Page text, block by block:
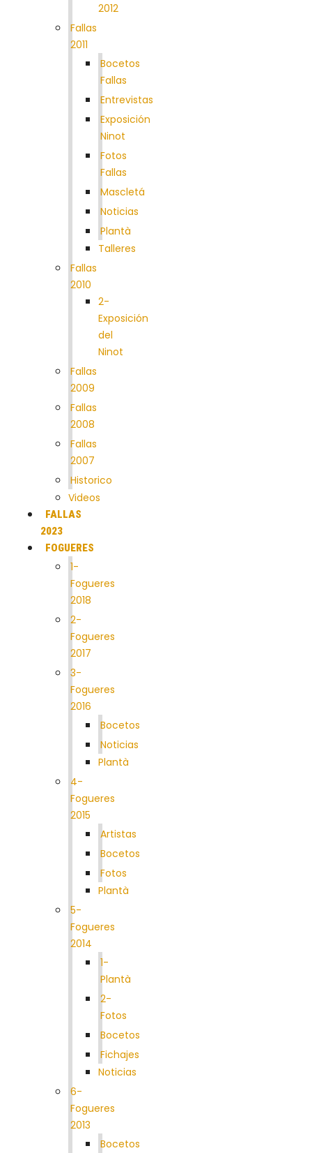
2012
Fallas
2011
Bocetos
Fallas
Entrevistas
Exposición
Ninot
Fotos
Fallas
Mascletá
Noticias
Plantà
Talleres
Fallas
2010
2-
Exposición
del
Ninot
Fallas
2009
Fallas
2008
Fallas
2007
Historico
Videos
FALLAS
2023
FOGUERES
1-
Fogueres
2018
2-
Fogueres
2017
3-
Fogueres
2016
Bocetos
Noticias
Plantà
4-
Fogueres
2015
Artistas
Bocetos
Fotos
Plantà
5-
Fogueres
2014
1-
Plantà
2-
Fotos
Bocetos
Fichajes
Noticias
6-
Fogueres
2013
Bocetos